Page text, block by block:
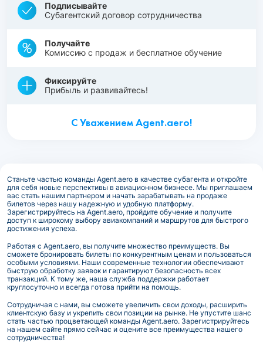
Подписывайте
Субагентский договор сотрудничества
Получайте
Комиссию с продаж и бесплатное обучение
Фиксируйте
Прибыль и развивайтесь!
С Уважением Agent.aero!
Станьте частью команды Agent.aero в качестве субагента и откройте
для себя новые перспективы в авиационном бизнесе. Мы приглашаем
вас стать нашим партнером и начать зарабатывать на продаже
билетов через нашу надежную и удобную платформу.
Зарегистрируйтесь на Agent.aero, пройдите обучение и получите
доступ к широкому выбору авиакомпаний и маршрутов для быстрого
достижения успеха.
Работая с Agent.aero, вы получите множество преимуществ. Вы
сможете бронировать билеты по конкурентным ценам и пользоваться
особыми условиями. Наши современные технологии обеспечивают
быструю обработку заявок и гарантируют безопасность всех
транзакций. К тому же, наша служба поддержки работает
круглосуточно и всегда готова прийти на помощь.
Сотрудничая с нами, вы сможете увеличить свои доходы, расширить
клиентскую базу и укрепить свои позиции на рынке. Не упустите шанс
стать частью процветающей команды Agent.aero. Зарегистрируйтесь
на нашем сайте прямо сейчас и оцените все преимущества нашего
сотрудничества!